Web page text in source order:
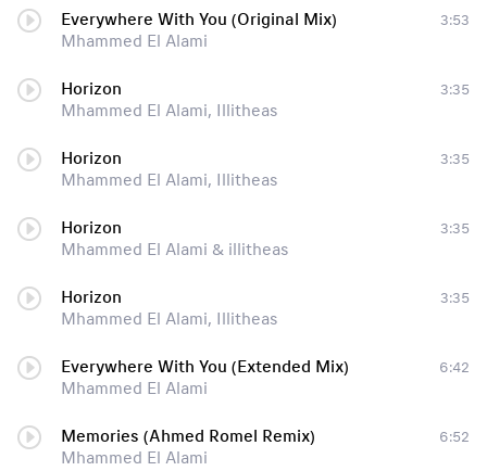
Everywhere With You (Original Mix)
Mhammed El Alami
3:53
Horizon
Mhammed El Alami, Illitheas
3:35
Horizon
Mhammed El Alami, Illitheas
3:35
Horizon
Mhammed El Alami & illitheas
3:35
Horizon
Mhammed El Alami, Illitheas
3:35
Everywhere With You (Extended Mix)
Mhammed El Alami
6:42
Memories (Ahmed Romel Remix)
Mhammed El Alami
6:52